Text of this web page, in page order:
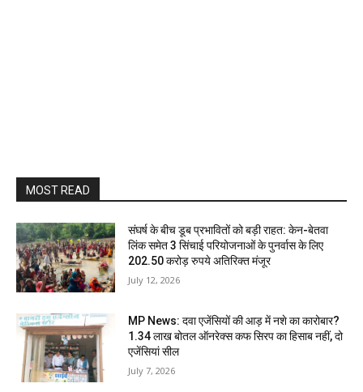
MOST READ
संघर्ष के बीच डूब प्रभावितों को बड़ी राहत: केन-बेतवा
लिंक समेत 3 सिंचाई परियोजनाओं के पुनर्वास के लिए
202.50 करोड़ रुपये अतिरिक्त मंजूर
July 12, 2026
MP News: दवा एजेंसियों की आड़ में नशे का कारोबार?
1.34 लाख बोतल ऑनरेक्स कफ सिरप का हिसाब नहीं, दो
एजेंसियां सील
July 7, 2026